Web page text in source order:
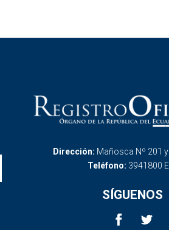
Dirección: Mañosca Nº 201
Teléfono: 3941800
SÍGUENOS